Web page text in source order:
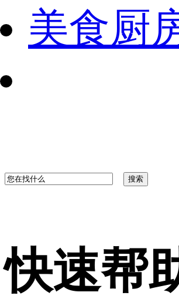
美食厨
快速帮